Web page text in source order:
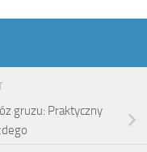
gruzu: Praktyczny